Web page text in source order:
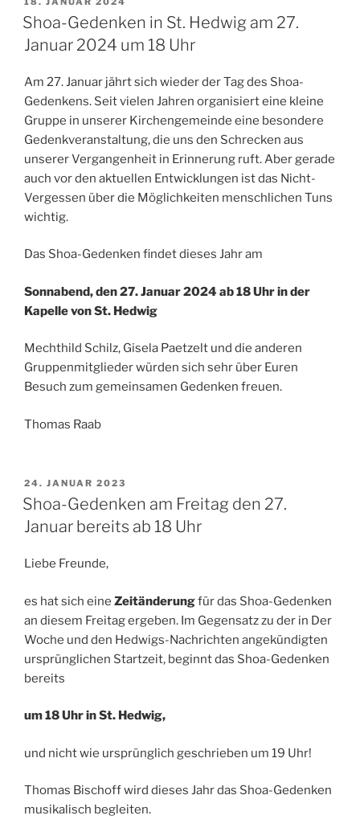
AM
Shoa-Gedenken in St. Hedwig am 27.
Januar 2024 um 18 Uhr
Am 27. Januar jährt sich wieder der Tag des Shoa-
Gedenkens. Seit vielen Jahren organisiert eine kleine
Gruppe in unserer Kirchengemeinde eine besondere
Gedenkveranstaltung, die uns den Schrecken aus
unserer Vergangenheit in Erinnerung ruft. Aber gerade
auch vor den aktuellen Entwicklungen ist das Nicht-
Vergessen über die Möglichkeiten menschlichen Tuns
wichtig.
Das Shoa-Gedenken findet dieses Jahr am
Sonnabend, den 27. Januar 2024 ab 18 Uhr in der
Kapelle von St. Hedwig
Mechthild Schilz, Gisela Paetzelt und die anderen
Gruppenmitglieder würden sich sehr über Euren
Besuch zum gemeinsamen Gedenken freuen.
Thomas Raab
VERÖFFENTLICHT
AM
24. JANUAR 2023
Shoa-Gedenken am Freitag den 27.
Januar bereits ab 18 Uhr
Liebe Freunde,
es hat sich eine Zeitänderungfür das Shoa-Gedenken
an diesem Freitag ergeben. Im Gegensatz zu der in Der
Woche und den Hedwigs-Nachrichten angekündigten
ursprünglichen Startzeit, beginnt das Shoa-Gedenken
bereits
um 18 Uhr in St. Hedwig,
und nicht wie ursprünglich geschrieben um 19 Uhr!
Thomas Bischoff wird dieses Jahr das Shoa-Gedenken
musikalisch begleiten.